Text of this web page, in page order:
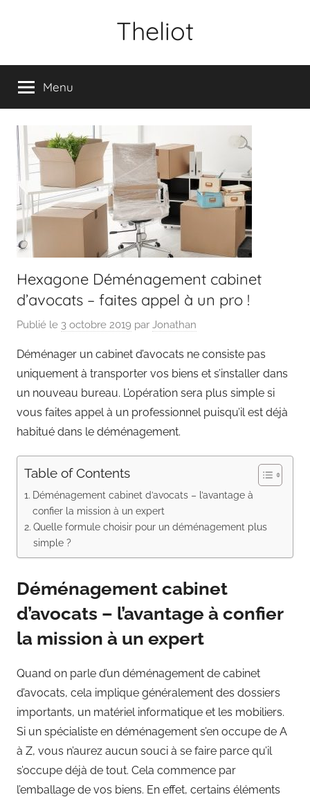
Theliot
Menu
Hexagone Déménagement cabinet
d’avocats – faites appel à un pro !
Publié le 3 octobre 2019 par Jonathan
Déménager un cabinet d’avocats ne consiste pas
uniquement à transporter vos biens et s’installer dans
un nouveau bureau. L’opération sera plus simple si
vous faites appel à un professionnel puisqu’il est déjà
habitué dans le déménagement.
Table of Contents
Déménagement cabinet d’avocats – l’avantage à
confier la mission à un expert
Quelle formule choisir pour un déménagement plus
simple ?
Déménagement cabinet
d’avocats – l’avantage à confier
la mission à un expert
Quand on parle d’un déménagement de cabinet
d’avocats, cela implique généralement des dossiers
importants, un matériel informatique et les mobiliers.
Si un spécialiste en déménagement s’en occupe de A
à Z, vous n’aurez aucun souci à se faire parce qu’il
s’occupe déjà de tout. Cela commence par
l’emballage de vos biens. En effet, certains éléments